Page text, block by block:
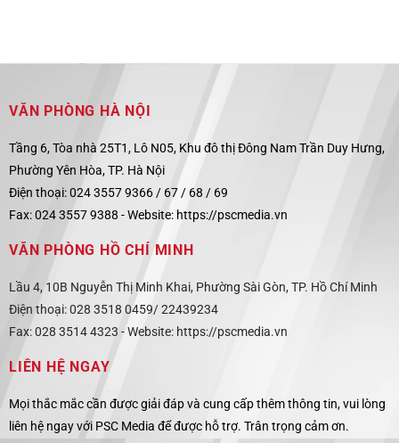
VĂN PHÒNG HÀ NỘI
Tầng 6, Tòa nhà 25T1, Lô N05, Khu đô thị Đông Nam Trần Duy Hưng,
Phường Yên Hòa, TP. Hà Nội
Điện thoại: 024 3557 9366 / 67 / 68 / 69
Fax: 024 3557 9388 -Website: https://pscmedia.vn
VĂN PHÒNG HỒ CHÍ MINH
Lầu 4, 10B Nguyễn Thị Minh Khai, Phường Sài Gòn, TP. Hồ Chí Minh
Điện thoại: 028 3518 0459/ 22439234
Fax: 028 3514 4323 -Website: https://pscmedia.vn
LIÊN HỆ NGAY
Mọi thắc mắc cần được giải đáp và cung cấp thêm thông tin, vui lòng
liên hệ ngay với PSC Media để được hỗ trợ. Trân trọng cảm ơn.